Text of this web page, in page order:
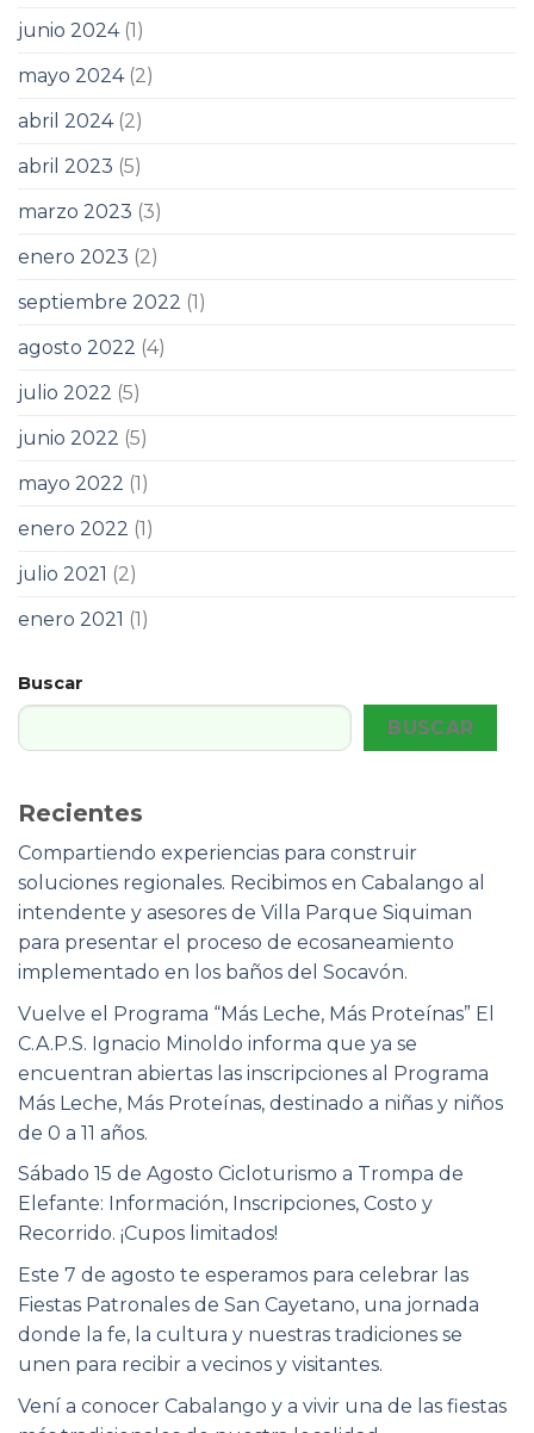
junio 2024(1)
mayo 2024(2)
abril 2024(2)
abril 2023 (5)
marzo 2023 (3)
enero 2023 (2)
septiembre 2022 (1)
agosto 2022 (4)
julio 2022 (5)
junio 2022 (5)
mayo 2022 (1)
enero 2022 (1)
julio 2021 (2)
enero 2021 (1)
Buscar
BUSCAR
Recientes
Compartiendo experiencias para construir
soluciones regionales. Recibimos en Cabalango al
intendente y asesores de Villa Parque Siquiman
para presentar el proceso de ecosaneamiento
implementado en los baños del Socavón.
Vuelve el Programa “Más Leche, Más Proteínas” El
C.A.P.S. Ignacio Minoldo informa que ya se
encuentran abiertas las inscripciones al Programa
Más Leche, Más Proteínas, destinado a niñas y niños
de 0 a 11 años.
Sábado 15 de Agosto Cicloturismo a Trompa de
Elefante: Información, Inscripciones, Costo y
Recorrido. ¡Cupos limitados!
Este 7 de agosto te esperamos para celebrar las
Fiestas Patronales de San Cayetano, una jornada
donde la fe, la cultura y nuestras tradiciones se
unen para recibir a vecinos y visitantes.
Vení a conocer Cabalango y a vivir una de las fiestas